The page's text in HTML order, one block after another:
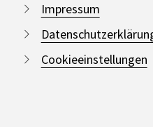
Impressum
Cookieeinstellungen